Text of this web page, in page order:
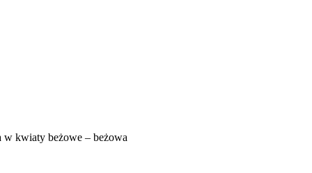
kwiaty beżowe – beżowa